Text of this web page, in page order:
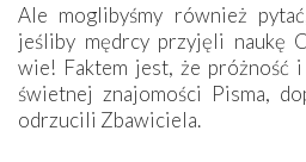
Ale moglibyśmy również
jeśliby mędrcy przyjęli naukę
wie! Faktem jest, że próżność
świetnej znajomości Pisma,
odrzucili Zbawiciela.